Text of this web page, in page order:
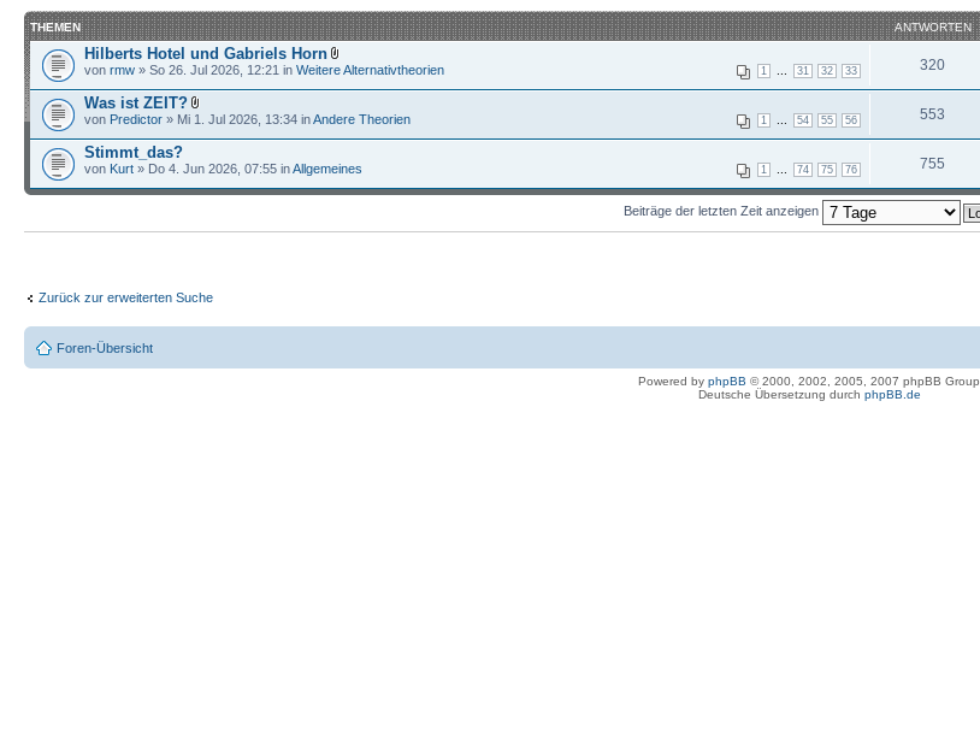
THEMEN ANTWORTEN
Hilberts Hotel und Gabriels Horn
1 31 32 33
von rmw » So 26. Jul 2026, 12:21 in Weitere Alternativtheorien 320
Was ist ZEIT?
1 54 55 56
von Predictor » Mi 1. Jul 2026, 13:34 inAndere Theorien 553
Stimmt_das?
1 74 75 76
von Kurt » Do 4. Jun 2026, 07:55 inAllgemeines 755
Beiträge der letzten Zeit anzeigen
Zurück zur erweiterten Suche
Foren-Übersicht
Powered by phpBB © 2000, 2002, 2005, 2007 phpBB Group
Deutsche Übersetzung durch phpBB.de